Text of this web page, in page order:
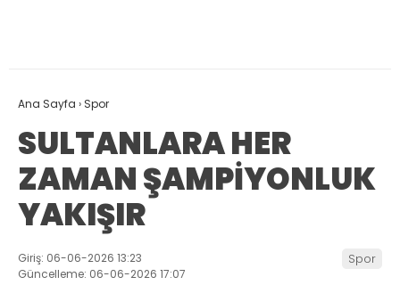
Ana Sayfa › Spor
SULTANLARA HER
ZAMAN ŞAMPİYONLUK
YAKIŞIR
Giriş: 06-06-2026 13:23
Güncelleme: 06-06-2026 17:07
Spor